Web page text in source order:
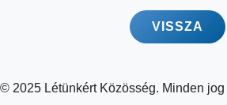
VISSZA
© 2025 Létünkért Közösség. Minden jog